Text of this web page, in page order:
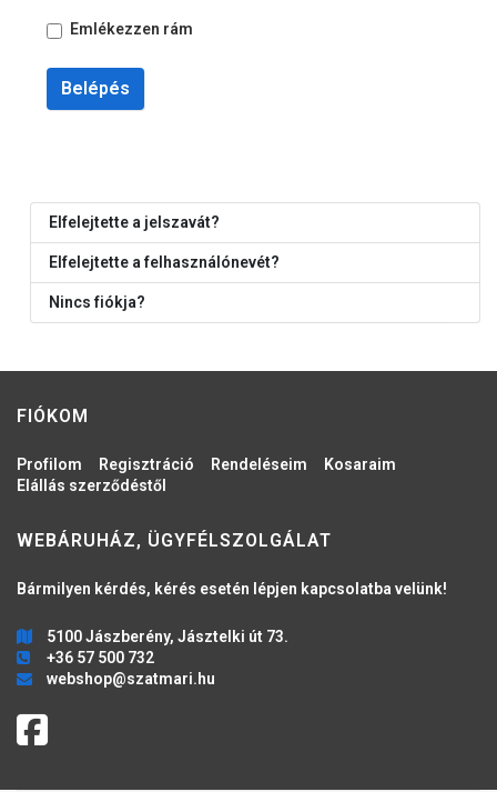
Emlékezzen rám
Belépés
Elfelejtette a jelszavát?
Elfelejtette a felhasználónevét?
Nincs fiókja?
FIÓKOM
Profilom Regisztráció Rendeléseim
Kosaraim
Elállás szerződéstől
WEBÁRUHÁZ, ÜGYFÉLSZOLGÁLAT
Bármilyen kérdés, kérés esetén lépjen kapcsolatba velünk!
5100 Jászberény, Jásztelki út 73.
+36 57 500 732
webshop@szatmari.hu